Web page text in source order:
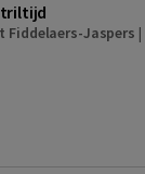
Fiddelaers-Jaspers |